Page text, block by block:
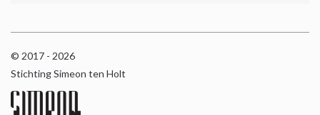
© 2017 - 2026
Stichting Simeon ten Holt